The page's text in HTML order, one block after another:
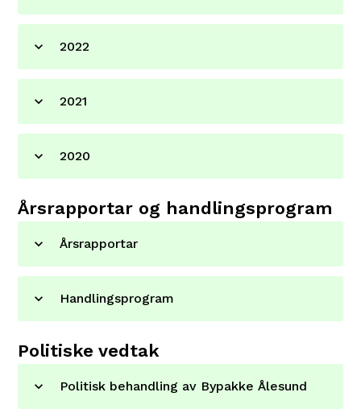
2022
2021
2020
Årsrapportar og handlingsprogram
Årsrapportar
Handlingsprogram
Politiske vedtak
Politisk behandling av Bypakke Ålesund